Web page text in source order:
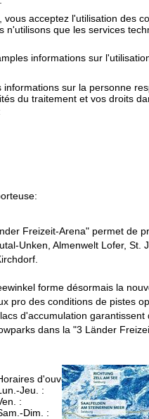
, vous acceptez l'utilisation des
n'utilisons que les services
informations sur
informations sur la personne
du traitement et vos droits
d'ouverture
Jeu. :
09h00-
:
09h00-
Dim. :
Freizeit-Arena" permet de
Unken, Almenwelt Lofer, St.
forme désormais la
pro des conditions de pistes
d'accumulation
dans la "3 Länder